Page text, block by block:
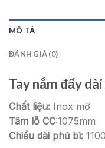
MÔ TẢ
ĐÁNH GIÁ (0)
Tay nắm đẩy
Chất liệu: Inox mờ
Tâm lỗ CC:1075mm
Chiều dài phủ bì: